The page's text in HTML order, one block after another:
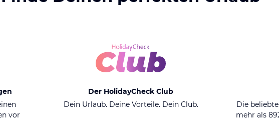
vor
Der HolidayCheck Club
Dein Urlaub. Deine Vorteile. Dein Club.
Die
mehr als